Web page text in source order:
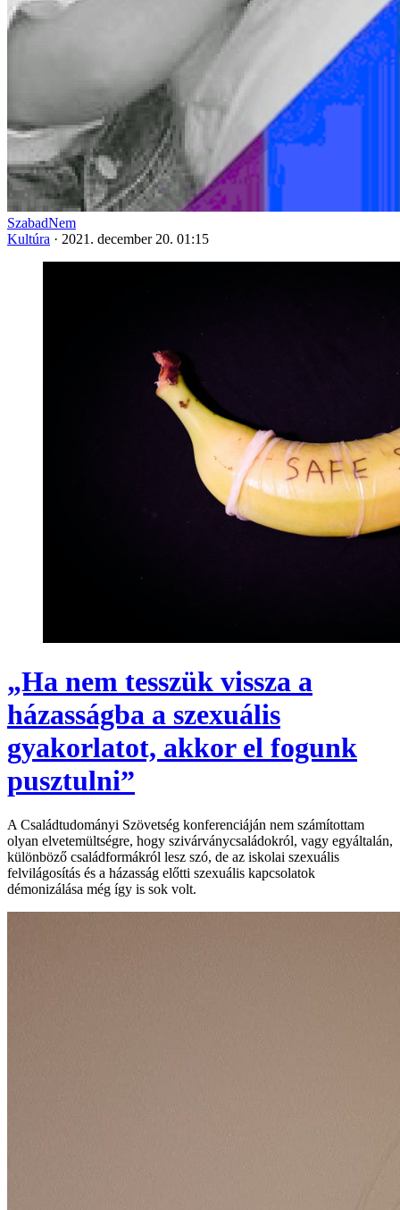
SzabadNem
Kultúra · 2021. december 20. 01:15
„Ha nem tesszük vissza a
házasságba a szexuális
gyakorlatot, akkor el fogunk
pusztulni”
A Családtudományi Szövetség konferenciáján nem számítottam
olyan elvetemültségre, hogy szivárványcsaládokról, vagy egyáltalán,
különböző családformákról lesz szó, de az iskolai szexuális
felvilágosítás és a házasság előtti szexuális kapcsolatok
démonizálása még így is sok volt.